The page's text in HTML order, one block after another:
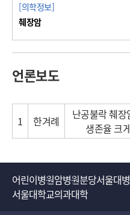
[의학정보]
췌장암
언론보도
1 한겨례
난공불락 췌장
생존율 크
어린이병원암병원분당서울대
서울대학교의과대학